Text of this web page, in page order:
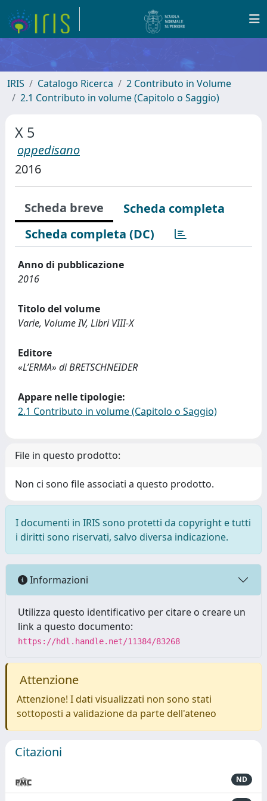
IRIS Catalogo Ricerca
2 Contributo in Volume
2.1 Contributo in volume (Capitolo o Saggio)
X 5
oppedisano
2016
Scheda breve
Scheda completa
Scheda completa (DC)
Anno di pubblicazione
2016
Titolo del volume
Varie, Volume IV, Libri VIII-X
Editore
«L’ERMA» di BRETSCHNEIDER
Appare nelle tipologie:
2.1 Contributo in volume (Capitolo o Saggio)
File in questo prodotto:
Non ci sono file associati a questo prodotto.
I documenti in IRIS sono protetti da copyright e tutti
i diritti sono riservati, salvo diversa indicazione.
Informazioni
Utilizza questo identificativo per citare o creare un
link a questo documento:
https://hdl.handle.net/11384/83268
Attenzione
Attenzione! I dati visualizzati non sono stati
sottoposti a validazione da parte dell'ateneo
Citazioni
ND